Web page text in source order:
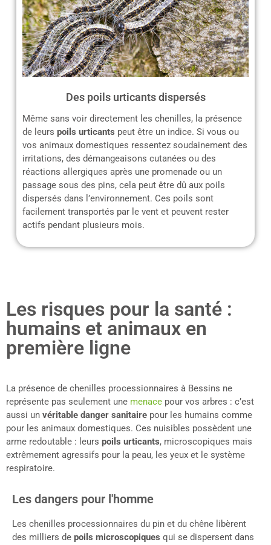
Des poils urticants dispersés
Même sans voir directement les chenilles, la présence
de leurs poils urticants peut être un indice. Si vous ou
vos animaux domestiques ressentez soudainement des
irritations, des démangeaisons cutanées ou des
réactions allergiques après une promenade ou un
passage sous des pins, cela peut être dû aux poils
dispersés dans l’environnement. Ces poils sont
facilement transportés par le vent et peuvent rester
actifs pendant plusieurs mois.
Les risques pour la santé :
humains et animaux en
première ligne
La présence de chenilles processionnaires à Bessins ne
représente pas seulement une menace pour vos arbres : c’est
aussi un véritable danger sanitaire pour les humains comme
pour les animaux domestiques. Ces nuisibles possèdent une
arme redoutable : leurs poils urticants, microscopiques mais
extrêmement agressifs pour la peau, les yeux et le système
respiratoire.
Les dangers pour l'homme
Les chenilles processionnaires du pin et du chêne libèrent
des milliers de poils microscopiques qui se dispersent dans